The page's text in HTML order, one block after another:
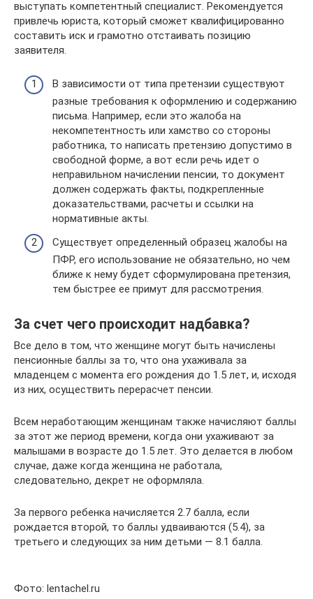
выступать компетентный специалист. Рекомендуется
привлечь юриста, который сможет квалифицированно
составить иск и грамотно отстаивать позицию
заявителя.
В зависимости от типа претензии существуют
разные требования к оформлению и содержанию
письма. Например, если это жалоба на
некомпетентность или хамство со стороны
работника, то написать претензию допустимо в
свободной форме, а вот если речь идет о
неправильном начислении пенсии, то документ
должен содержать факты, подкрепленные
доказательствами, расчеты и ссылки на
нормативные акты.
Существует определенный образец жалобы на
ПФР, его использование не обязательно, но чем
ближе к нему будет сформулирована претензия,
тем быстрее ее примут для рассмотрения.
За счет чего происходит надбавка?
Все дело в том, что женщине могут быть начислены
пенсионные баллы за то, что она ухаживала за
младенцем с момента его рождения до 1.5 лет, и, исходя
из них, осуществить перерасчет пенсии.
Всем неработающим женщинам также начисляют баллы
за этот же период времени, когда они ухаживают за
малышами в возрасте до 1.5 лет. Это делается в любом
случае, даже когда женщина не работала,
следовательно, декрет не оформляла.
За первого ребенка начисляется 2.7 балла, если
рождается второй, то баллы удваиваются (5.4), за
третьего и следующих за ним детьми — 8.1 балла.
Фото: lentachel.ru